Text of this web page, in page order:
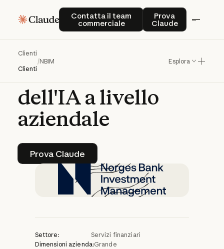
Contatta il team
commerciale
Contatta il team commerciale
Prova
Claude
Prova Claude
Clienti
Clienti
/NBIM Esplora
NBIMaccelerala
gestionedelfondo
sovrano
trasformazione
dell'IAalivello
aziendale
Prova Claude
Prova Claude
Settore:
Servizi finanziari
Dimensioni azienda:Grande